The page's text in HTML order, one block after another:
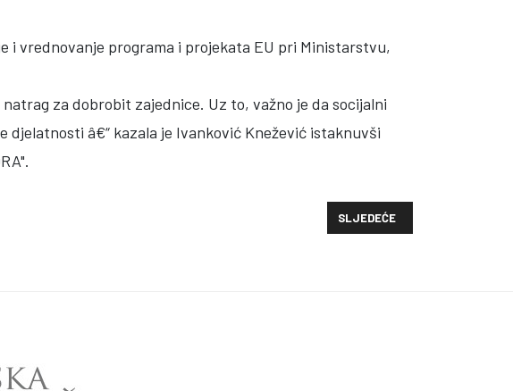
i vrednovanje programa i projekata EU pri Ministarstvu,
za dobrobit zajednice. Uz to, važno je da socijalni
â€“ kazala je Ivanković Knežević istaknuvši
SLJEDEĆI ČLANAK: ODRŽAN
SLJEDEĆE